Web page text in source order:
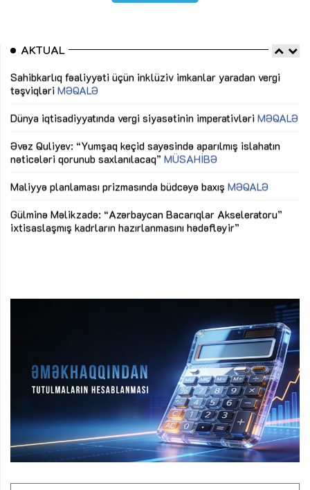
AKTUAL
Sahibkarlıq fəaliyyəti üçün inklüziv imkanlar yaradan vergi
təşviqləri MƏQALƏ
Dünya iqtisadiyyatında vergi siyasətinin imperativləri MƏQALƏ
Əvəz Quliyev: “Yumşaq keçid sayəsində aparılmış islahatın
nəticələri qorunub saxlanılacaq” MÜSAHİBƏ
Maliyyə planlaması prizmasında büdcəyə baxış MƏQALƏ
Gülminə Məlikzadə: “Azərbaycan Bacarıqlar Akseleratoru”
ixtisaslaşmış kadrların hazırlanmasını hədəfləyir”